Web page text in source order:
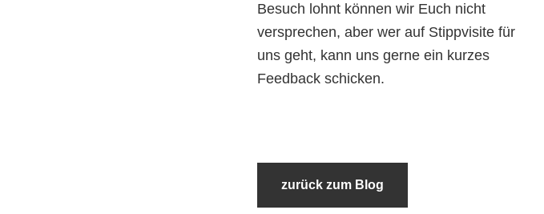
Besuch lohnt können wir Euch nicht
versprechen, aber wer auf Stippvisite für
uns geht, kann uns gerne ein kurzes
Feedback schicken.
zurück zum Blog